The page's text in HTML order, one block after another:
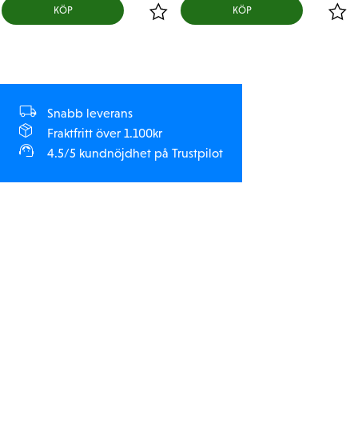
KÖP KÖP
Snabb leverans
Fraktfritt över 1.100kr
4.5/5 kundnöjdhet på Trustpilot